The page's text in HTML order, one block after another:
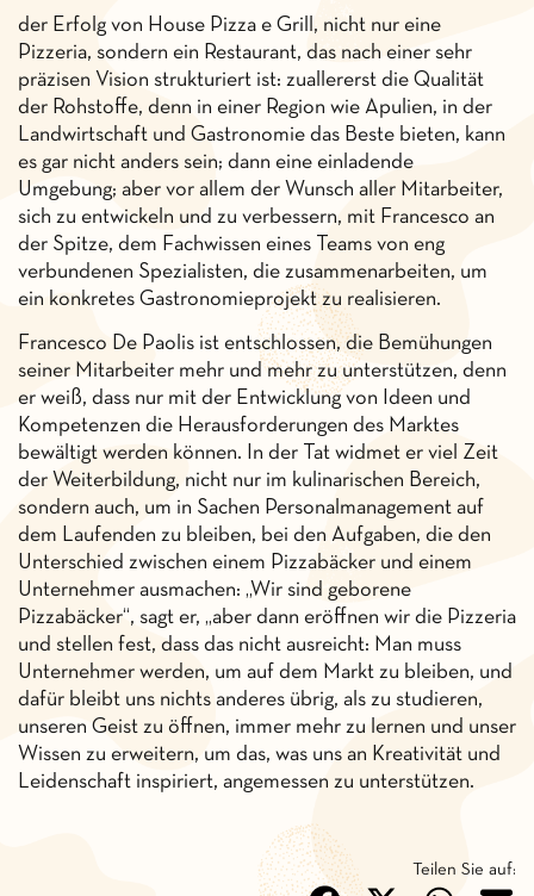
der Erfolg von House Pizza e Grill, nicht nur eine
Pizzeria, sondern ein Restaurant, das nach einer sehr
präzisen Vision strukturiert ist: zuallererst die Qualität
der Rohstoffe, denn in einer Region wie Apulien, in der
Landwirtschaft und Gastronomie das Beste bieten, kann
es gar nicht anders sein; dann eine einladende
Umgebung; aber vor allem der Wunsch aller Mitarbeiter,
sich zu entwickeln und zu verbessern, mit Francesco an
der Spitze, dem Fachwissen eines Teams von eng
verbundenen Spezialisten, die zusammenarbeiten, um
ein konkretes Gastronomieprojekt zu realisieren.
Francesco De Paolis ist entschlossen, die Bemühungen
seiner Mitarbeiter mehr und mehr zu unterstützen, denn
er weiß, dass nur mit der Entwicklung von Ideen und
Kompetenzen die Herausforderungen des Marktes
bewältigt werden können. In der Tat widmet er viel Zeit
der Weiterbildung, nicht nur im kulinarischen Bereich,
sondern auch, um in Sachen Personalmanagement auf
dem Laufenden zu bleiben, bei den Aufgaben, die den
Unterschied zwischen einem Pizzabäcker und einem
Unternehmer ausmachen: „Wir sind geborene
Pizzabäcker“, sagt er, „aber dann eröffnen wir die Pizzeria
und stellen fest, dass das nicht ausreicht: Man muss
Unternehmer werden, um auf dem Markt zu bleiben, und
dafür bleibt uns nichts anderes übrig, als zu studieren,
unseren Geist zu öffnen, immer mehr zu lernen und unser
Wissen zu erweitern, um das, was uns an Kreativität und
Leidenschaft inspiriert, angemessen zu unterstützen.
Teilen Sie auf: